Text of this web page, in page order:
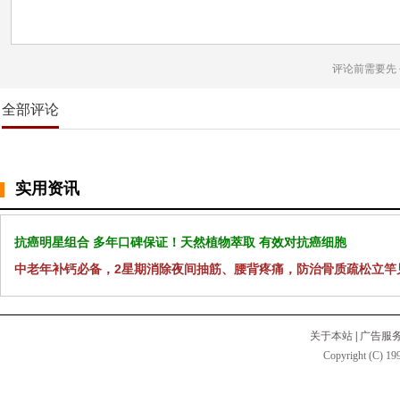
评论前需要先
全部评论
实用资讯
抗癌明星组合 多年口碑保证！天然植物萃取 有效对抗癌细胞
中老年补钙必备，2星期消除夜间抽筋、腰背疼痛，防治骨质疏松立竿
关于本站
广告服
Copyright (C)